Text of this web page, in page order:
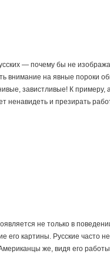
— почему бы не
внимание на явные пороки
завистливые! К примеру,
ненавидеть и презирать
не только в
его картины. Русские часто
же, видя его